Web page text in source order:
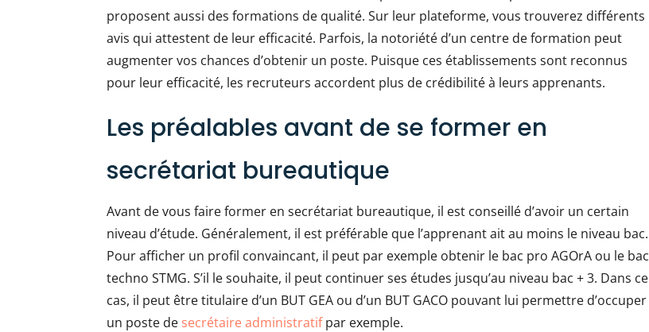
proposent aussi des formations de qualité. Sur leur plateforme, vous trouverez différents
avis qui attestent de leur efficacité. Parfois, la notoriété d’un centre de formation peut
augmenter vos chances d’obtenir un poste. Puisque ces établissements sont reconnus
pour leur efficacité, les recruteurs accordent plus de crédibilité à leurs apprenants.
Les préalables avant de se former en
secrétariat bureautique
Avant de vous faire former en secrétariat bureautique, il est conseillé d’avoir un certain
niveau d’étude. Généralement, il est préférable que l’apprenant ait au moins le niveau bac.
Pour afficher un profil convaincant, il peut par exemple obtenir le bac pro AGOrA ou le bac
techno STMG. S’il le souhaite, il peut continuer ses études jusqu’au niveau bac + 3. Dans ce
cas, il peut être titulaire d’un BUT GEA ou d’un BUT GACO pouvant lui permettre d’occuper
un poste de secrétaire administratifpar exemple.